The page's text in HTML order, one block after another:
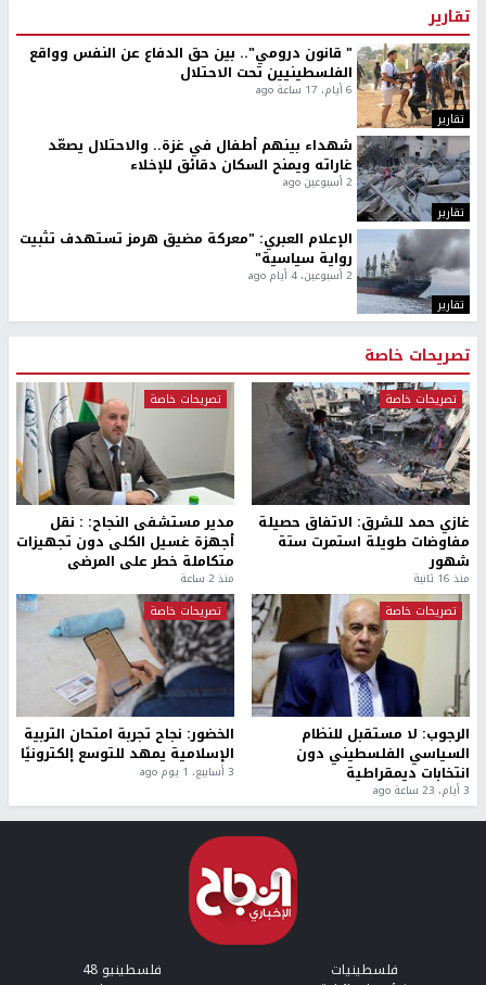
تقارير
تقارير
" قانون درومي".. بين حق الدفاع عن النفس وواقع
الفلسطينيين تحت الاحتلال
6 أيام، 17 ساعة ago
تقارير
شهداء بينهم أطفال في غزة.. والاحتلال يصعّد
غاراته ويمنح السكان دقائق للإخلاء
2 أسبوعين ago
تقارير
الإعلام العبري: "معركة مضيق هرمز تستهدف تثبيت
رواية سياسية"
2 أسبوعين، 4 أيام ago
تصريحات خاصة
تصريحات خاصة
غازي حمد للشرق: الاتفاق حصيلة
مفاوضات طويلة استمرت ستة
شهور
منذ 16 ثانية
تصريحات خاصة
مدير مستشفى النجاح: : نقل
أجهزة غسيل الكلى دون تجهيزات
متكاملة خطر على المرضى
منذ 2 ساعة
تصريحات خاصة
الرجوب: لا مستقبل للنظام
السياسي الفلسطيني دون
انتخابات ديمقراطية
3 أيام، 23 ساعة ago
تصريحات خاصة
الخضور: نجاح تجربة امتحان التربية
الإسلامية يمهد للتوسع إلكترونيًا
3 أسابيع، 1 يوم ago
فلسطينيات فلسطينيو 48